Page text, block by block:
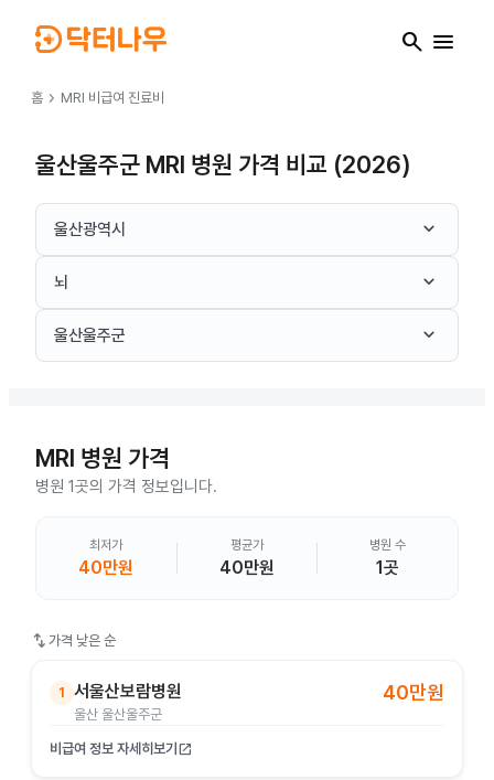
search menu
홈 chevron_right MRI 비급여 진료비
울산울주군 MRI 병원 가격 비교 (2026)
울산광역시 keyboard_arrow_down
뇌 keyboard_arrow_down
울산울주군 keyboard_arrow_down
MRI 병원 가격
병원 1곳의 가격 정보입니다.
최저가
40만원
평균가
40만원
병원 수
1곳
swap_vert 가격 낮은 순
1 서울산보람병원
울산 울산울주군
40만원
비급여 정보 자세히보기 open_in_new